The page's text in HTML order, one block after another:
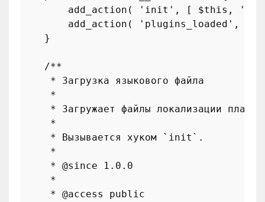
add_action ( 'init' , [ $this ,
add_action ( 'plugins_loaded' , [
    }
/**
     * Загрузка языкового файла
     *
* Загружает файлы локализации
     *
     * Вызывается хуком `init`.
     *
     *
@since 1.0.0
     *
     *
@access
public